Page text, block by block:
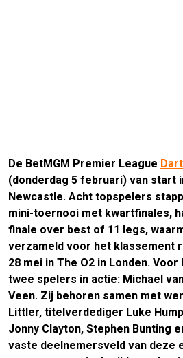
De BetMGM Premier League
(donderdag 5 februari) van start
Newcastle. Acht topspelers
mini-toernooi met kwartfinales,
finale over best of 11 legs,
verzameld voor het klassement
28 mei in The O2 in Londen.
twee spelers in actie: Michael
Veen. Zij behoren samen met
Littler, titelverdediger Luke
Jonny Clayton, Stephen Bunting
vaste deelnemersveld van deze